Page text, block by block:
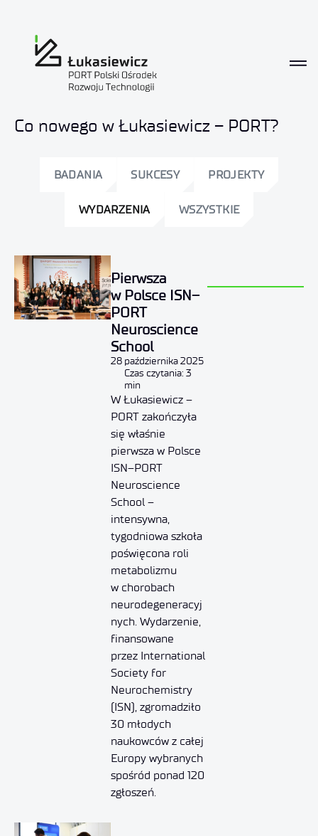
Aktualności
Co nowego w Łukasiewicz – PORT?
BADANIA PROJEKTY
SUKCESY
WYDARZENIA WSZYSTKIE
Pierwsza
w Polsce ISN–
PORT
Neuroscience
School
28 października 2025
Czas czytania: 3
min
W Łukasiewicz –
PORT zakończyła
się właśnie
pierwsza w Polsce
ISN–PORT
Neuroscience
School –
intensywna,
tygodniowa szkoła
poświęcona roli
metabolizmu
w chorobach
neurodegeneracyj
nych. Wydarzenie,
finansowane
przez International
Society for
Neurochemistry
(ISN), zgromadziło
30 młodych
naukowców z całej
Europy wybranych
spośród ponad 120
zgłoszeń.